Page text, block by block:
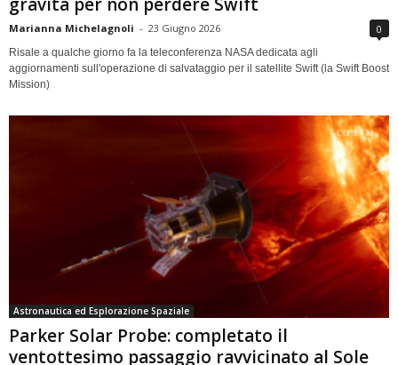
Marianna Michelagnoli - 23 Giugno 2026 0
Risale a qualche giorno fa la teleconferenza NASA dedicata agli
aggiornamenti sull'operazione di salvataggio per il satellite Swift (la Swift Boost
Mission)
Astronautica ed Esplorazione Spaziale
Parker Solar Probe: completato il
ventottesimo passaggio ravvicinato al Sole